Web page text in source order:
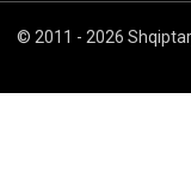
© 2011 - 2026